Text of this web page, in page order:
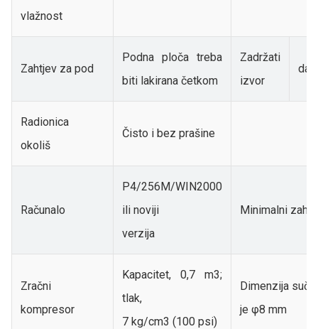
vlažnost
Zahtjev za pod
Podna ploča treba
biti lakirana četkom
Zadržati
izvor
Radionica
okoliš
Čisto i bez prašine
Računalo
P4/256M/WIN2000
ili noviji
verzija
Minimalni
Zračni
kompresor
Kapacitet, 0,7 m3;
tlak,
7 kg/cm3 (100 psi)
Dimenzija
je φ8 mm